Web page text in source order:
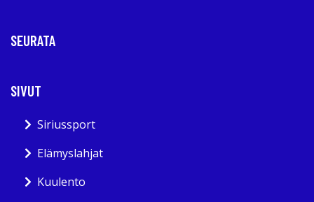
SEURATA
SIVUT
Siriussport
Elämyslahjat
Kuulento